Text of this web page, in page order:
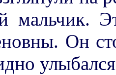
мальчик.
Он